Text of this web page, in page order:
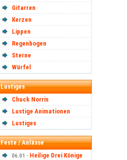
Gitarren
Kerzen
Lippen
Regenbogen
Sterne
Würfel
Lustiges
Chuck Norris
Lustige Animationen
Lustiges
Feste / Anlässe
06.01 - Heilige Drei Könige